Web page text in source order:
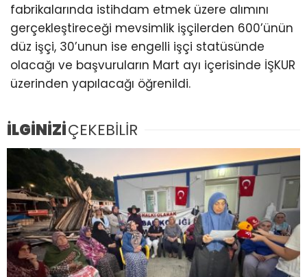
fabrikalarında istihdam etmek üzere alımını
gerçekleştireceği mevsimlik işçilerden 600’ünün
düz işçi, 30’unun ise engelli işçi statüsünde
olacağı ve başvuruların Mart ayı içerisinde İŞKUR
üzerinden yapılacağı öğrenildi.
İLGİNİZİÇEKEBİLİR